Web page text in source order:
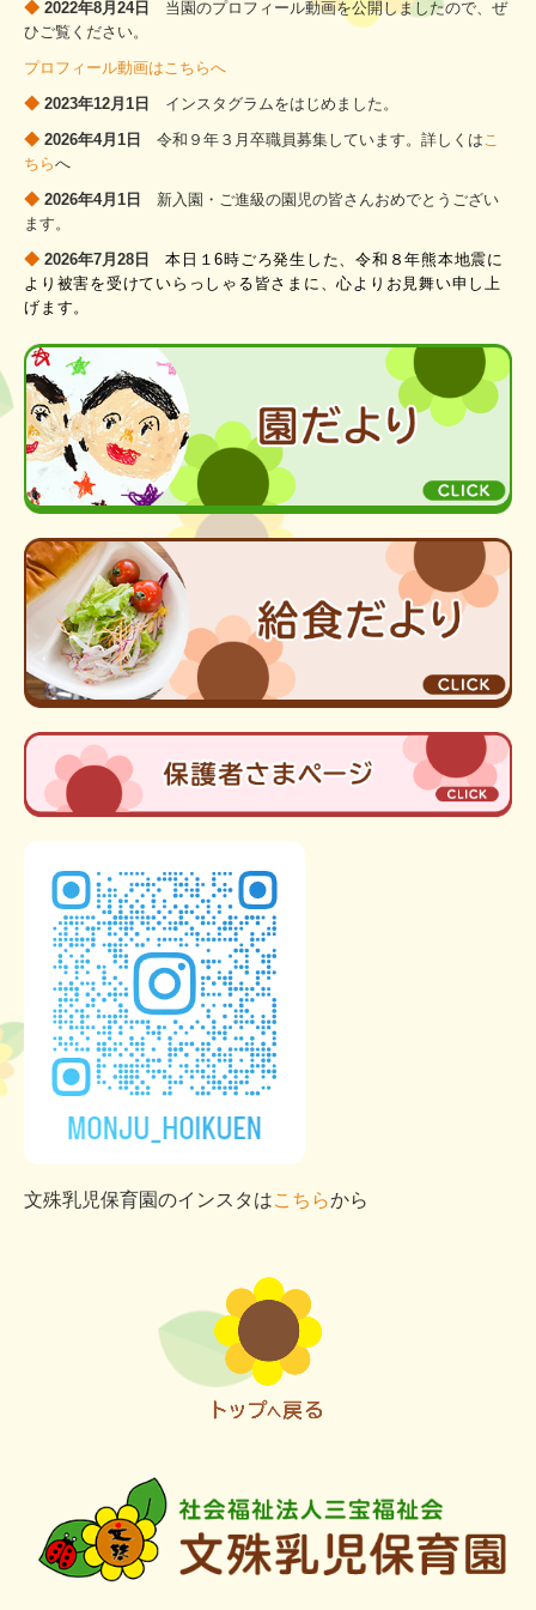
◆ 2022年8月24日
当園のプロフィール動画を公開しましたので、ぜ
ひご覧ください。
プロフィール動画はこちらへ
◆ 2023年12月1日
インスタグラムをはじめました。
◆ 2026年4月1日 令和９年３月卒職員募集しています。詳しくはこ
ちらへ
◆ 2026年4月1日
新入園・ご進級の園児の皆さんおめでとうござい
ます。
◆ 2026年7月28日
本日１6時ごろ発生した、令和８年熊本地震に
より被害を受けていらっしゃる皆さまに、心よりお見舞い申し上
げます。
文殊乳児保育園のインスタはこちらから